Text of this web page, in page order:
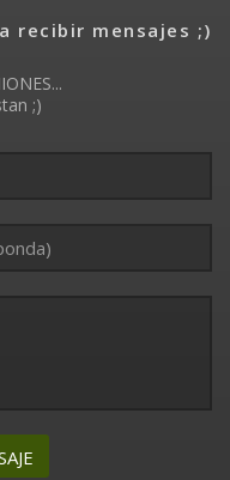
recibir mensajes ;)
;)